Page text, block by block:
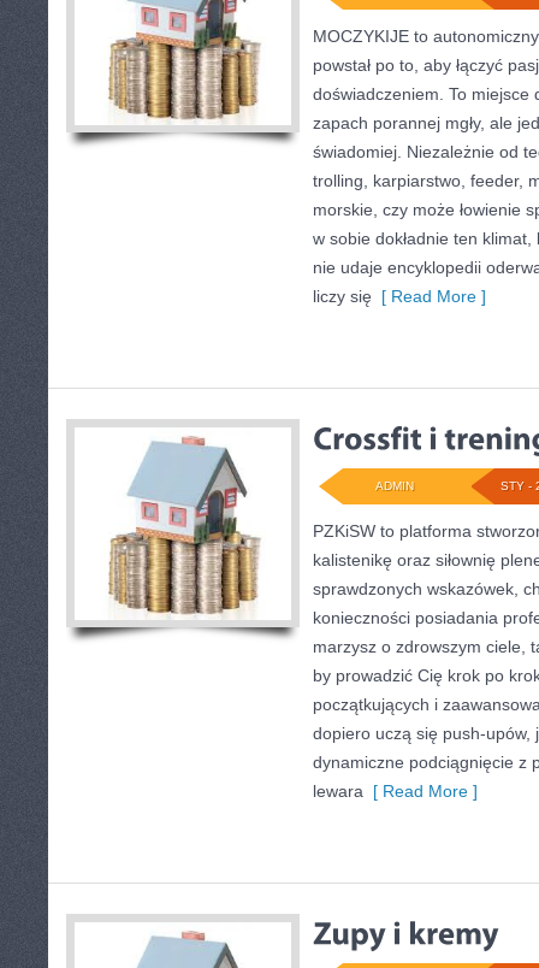
MOCZYKIJE to
powstał po to, aby łączyć
doświadczeniem. To miejsce
zapach porannej mgły, ale
świadomiej. Niezależnie od
trolling, karpiarstwo, feeder,
morskie, czy może łowienie
w sobie dokładnie ten
nie udaje encyklopedii
liczy się [ Read More ]
STY -
ADMIN
PZKiSW to platforma
kalistenikę oraz siłownię
sprawdzonych wskazówek,
konieczności posiadania
marzysz o zdrowszym ciele,
by prowadzić Cię krok po
początkujących i
dopiero uczą się push-upów,
dynamiczne podciągnięcie z
lewara [ Read More ]